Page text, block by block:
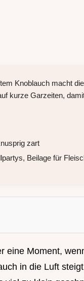
Knoblauch macht
kurze Garzeiten,
zart
Beilage für
eine Moment,
in die Luft